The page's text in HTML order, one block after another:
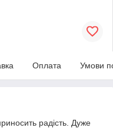
Оплата Умови
радість. Дуже